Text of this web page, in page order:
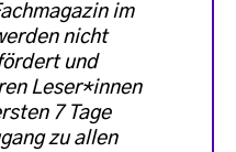
im
nicht
und
Leser*innen
7 Tage
zu allen